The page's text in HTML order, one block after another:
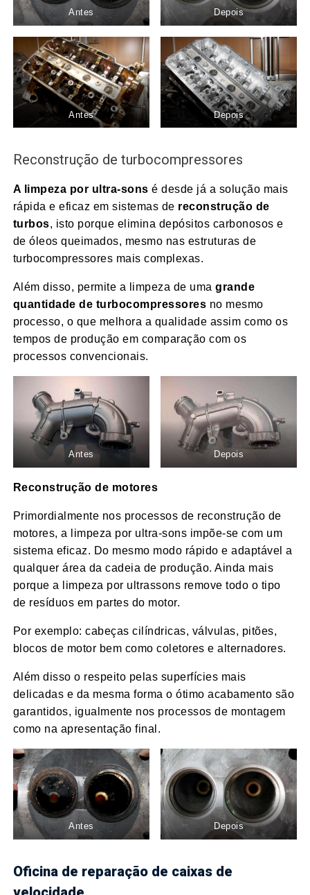
Antes Depois
Antes Depois
Reconstrução de turbocompressores
A limpeza por ultra-sons é desde já a solução mais
rápida e eficaz em sistemas de reconstrução de
turbos, isto porque elimina depósitos carbonosos e
de óleos queimados, mesmo nas estruturas de
turbocompressores mais complexas.
Além disso, permite a limpeza de umagrande
quantidade de turbocompressores no mesmo
processo, o que melhora a qualidade assim como os
tempos de produção em comparação com os
processos convencionais.
Antes Depois
Reconstrução de motores
Primordialmente nos processos de reconstrução de
motores, a limpeza por ultra-sons impõe-se com um
sistema eficaz. Do mesmo modo rápido e adaptável a
qualquer área da cadeia de produção. Ainda mais
porque a limpeza por ultrassons remove todo o tipo
de resíduos em partes do motor.
Por exemplo: cabeças cilíndricas, válvulas, pitões,
blocos de motor bem como coletores e alternadores.
Além disso o respeito pelas superfícies mais
delicadas e da mesma forma o ótimo acabamento são
garantidos, igualmente nos processos de montagem
como na apresentação final.
Antes Depois
Oficina de reparação de caixas de